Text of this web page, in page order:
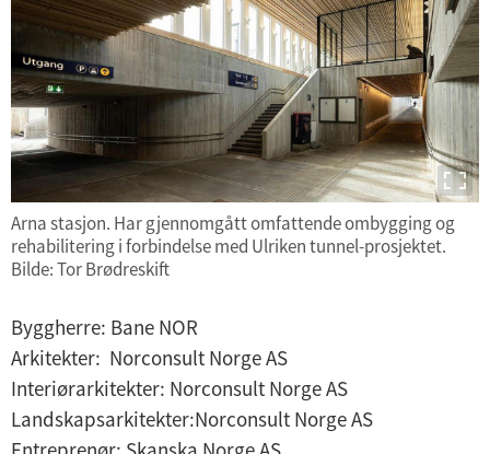
Arna stasjon. Har gjennomgått omfattende ombygging og
rehabilitering i forbindelse med Ulriken tunnel-prosjektet.
Bilde: Tor Brødreskift
Byggherre: Bane NOR
Arkitekter: Norconsult Norge AS
Interiørarkitekter: Norconsult Norge AS
Landskapsarkitekter:Norconsult Norge AS